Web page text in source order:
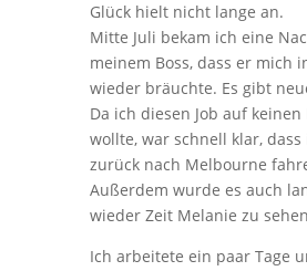
Glück hielt nicht lange an.
Mitte Juli bekam ich eine
meinem Boss, dass er mich
wieder bräuchte. Es gibt
Da ich diesen Job auf
wollte, war schnell klar,
zurück nach Melbourne
Außerdem wurde es auch
wieder Zeit Melanie zu
Ich arbeitete ein paar Tage